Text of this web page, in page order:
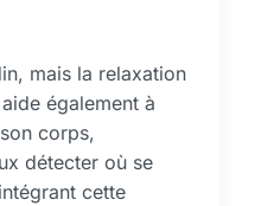
mais la relaxation
également à
corps,
détecter où se
cette